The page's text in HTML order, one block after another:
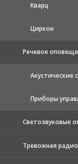
Кварц
Циркон
Речевое
Акустические
Приборы
Светозвуковые
Тревожная